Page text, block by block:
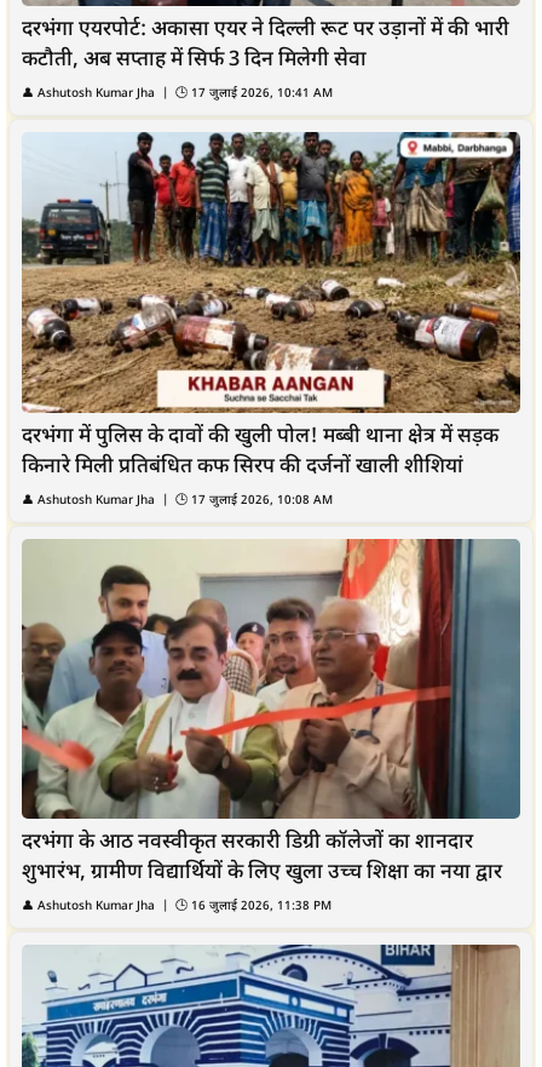
दरभंगा एयरपोर्ट: अकासा एयर ने दिल्ली रूट पर उड़ानों में की भारी
कटौती, अब सप्ताह में सिर्फ 3 दिन मिलेगी सेवा
👤 Ashutosh Kumar Jha | 🕒 17 जुलाई 2026, 10:41 AM
दरभंगा में पुलिस के दावों की खुली पोल! मब्बी थाना क्षेत्र में सड़क
किनारे मिली प्रतिबंधित कफ सिरप की दर्जनों खाली शीशियां
👤 Ashutosh Kumar Jha | 🕒 17 जुलाई 2026, 10:08 AM
दरभंगा के आठ नवस्वीकृत सरकारी डिग्री कॉलेजों का शानदार
शुभारंभ, ग्रामीण विद्यार्थियों के लिए खुला उच्च शिक्षा का नया द्वार
👤 Ashutosh Kumar Jha | 🕒 16 जुलाई 2026, 11:38 PM